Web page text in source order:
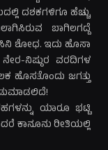
ದಶಕಗಳಿಗೂ ಹೆಚ್ಚು
ಬಾಗಿಲಗದ್ದೆ
ಶೋಧ. ಇದು ಹೊಸಾ
ನಿಷ್ಠುರ ವರದಿಗಳ
ಹೊಸತೊಂದು ಜಗತ್ತು
ಯಾರೂ ಭಟ್ಟಿ
ಕಾನೂನು ರೀತಿಯಲ್ಲಿ